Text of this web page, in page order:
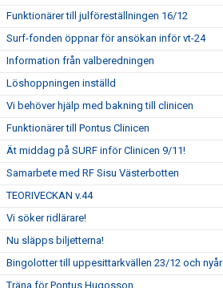
Funktionärer till julföreställningen 16/12
Surf-fonden öppnar för ansökan inför vt-24
Information från valberedningen
Löshoppningen inställd
Vi behöver hjälp med bakning till clinicen
Funktionärer till Pontus Clinicen
Ät middag på SURF inför Clinicen 9/11!
Samarbete med RF Sisu Västerbotten
TEORIVECKAN v.44
Vi söker ridlärare!
Nu släpps biljetterna!
Bingolotter till uppesittarkvällen 23/12 och nyår
Träna för Pontus Hugosson